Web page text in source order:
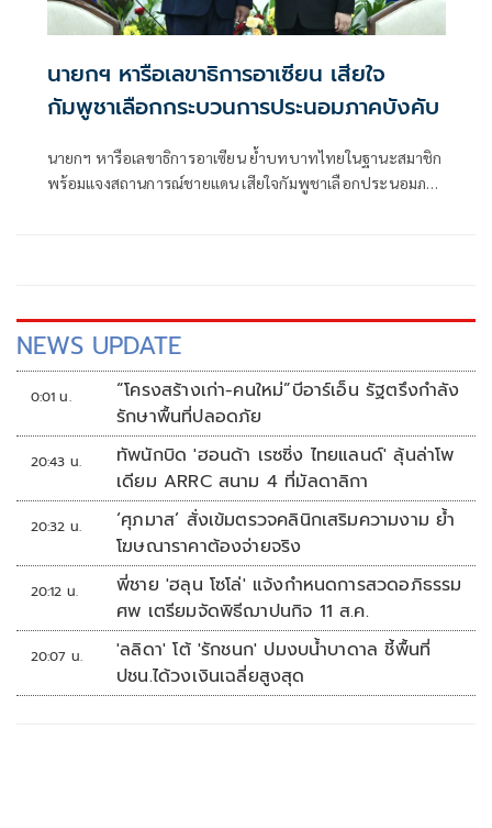
นายกฯ หารือเลขาธิการอาเซียน เสียใจ
กัมพูชาเลือกกระบวนการประนอมภาคบังคับ
นายกฯ หารือเลขาธิการอาเซียน ย้ำบทบาทไทยในฐานะสมาชิก
พร้อมแจงสถานการณ์ชายแดน เสียใจกัมพูชาเลือกประนอมภาค
NEWS UPDATE
0:01 น.
“โครงสร้างเก่า-คนใหม่”บีอาร์เอ็น รัฐตรึงกำลัง
รักษาพื้นที่ปลอดภัย
20:43 น.
ทัพนักบิด 'ฮอนด้า เรซซิ่ง ไทยแลนด์' ลุ้นล่าโพ
เดียม ARRC สนาม 4 ที่มัลดาลิกา
20:32 น.
‘ศุภมาส’ สั่งเข้มตรวจคลินิกเสริมความงาม ย้ำ
โฆษณาราคาต้องจ่ายจริง
20:12 น.
พี่ชาย 'ฮลุน โซโล่' แจ้งกำหนดการสวดอภิธรรม
ศพ เตรียมจัดพิธีฌาปนกิจ 11 ส.ค.
20:07 น.
'ลลิดา' โต้ 'รักชนก' ปมงบน้ำบาดาล ชี้พื้นที่
ปชน.ได้วงเงินเฉลี่ยสูงสุด